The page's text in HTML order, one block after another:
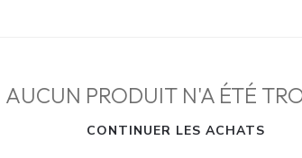
AUCUN PRODUIT N'A ÉTÉ
CONTINUER LES ACHATS